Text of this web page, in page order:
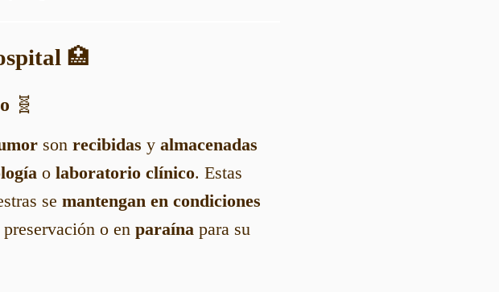
🏥
🧬
son recibidas y almacenadas
o laboratorio clínico. Estas
se mantengan en condiciones
preservación o en paraína para su